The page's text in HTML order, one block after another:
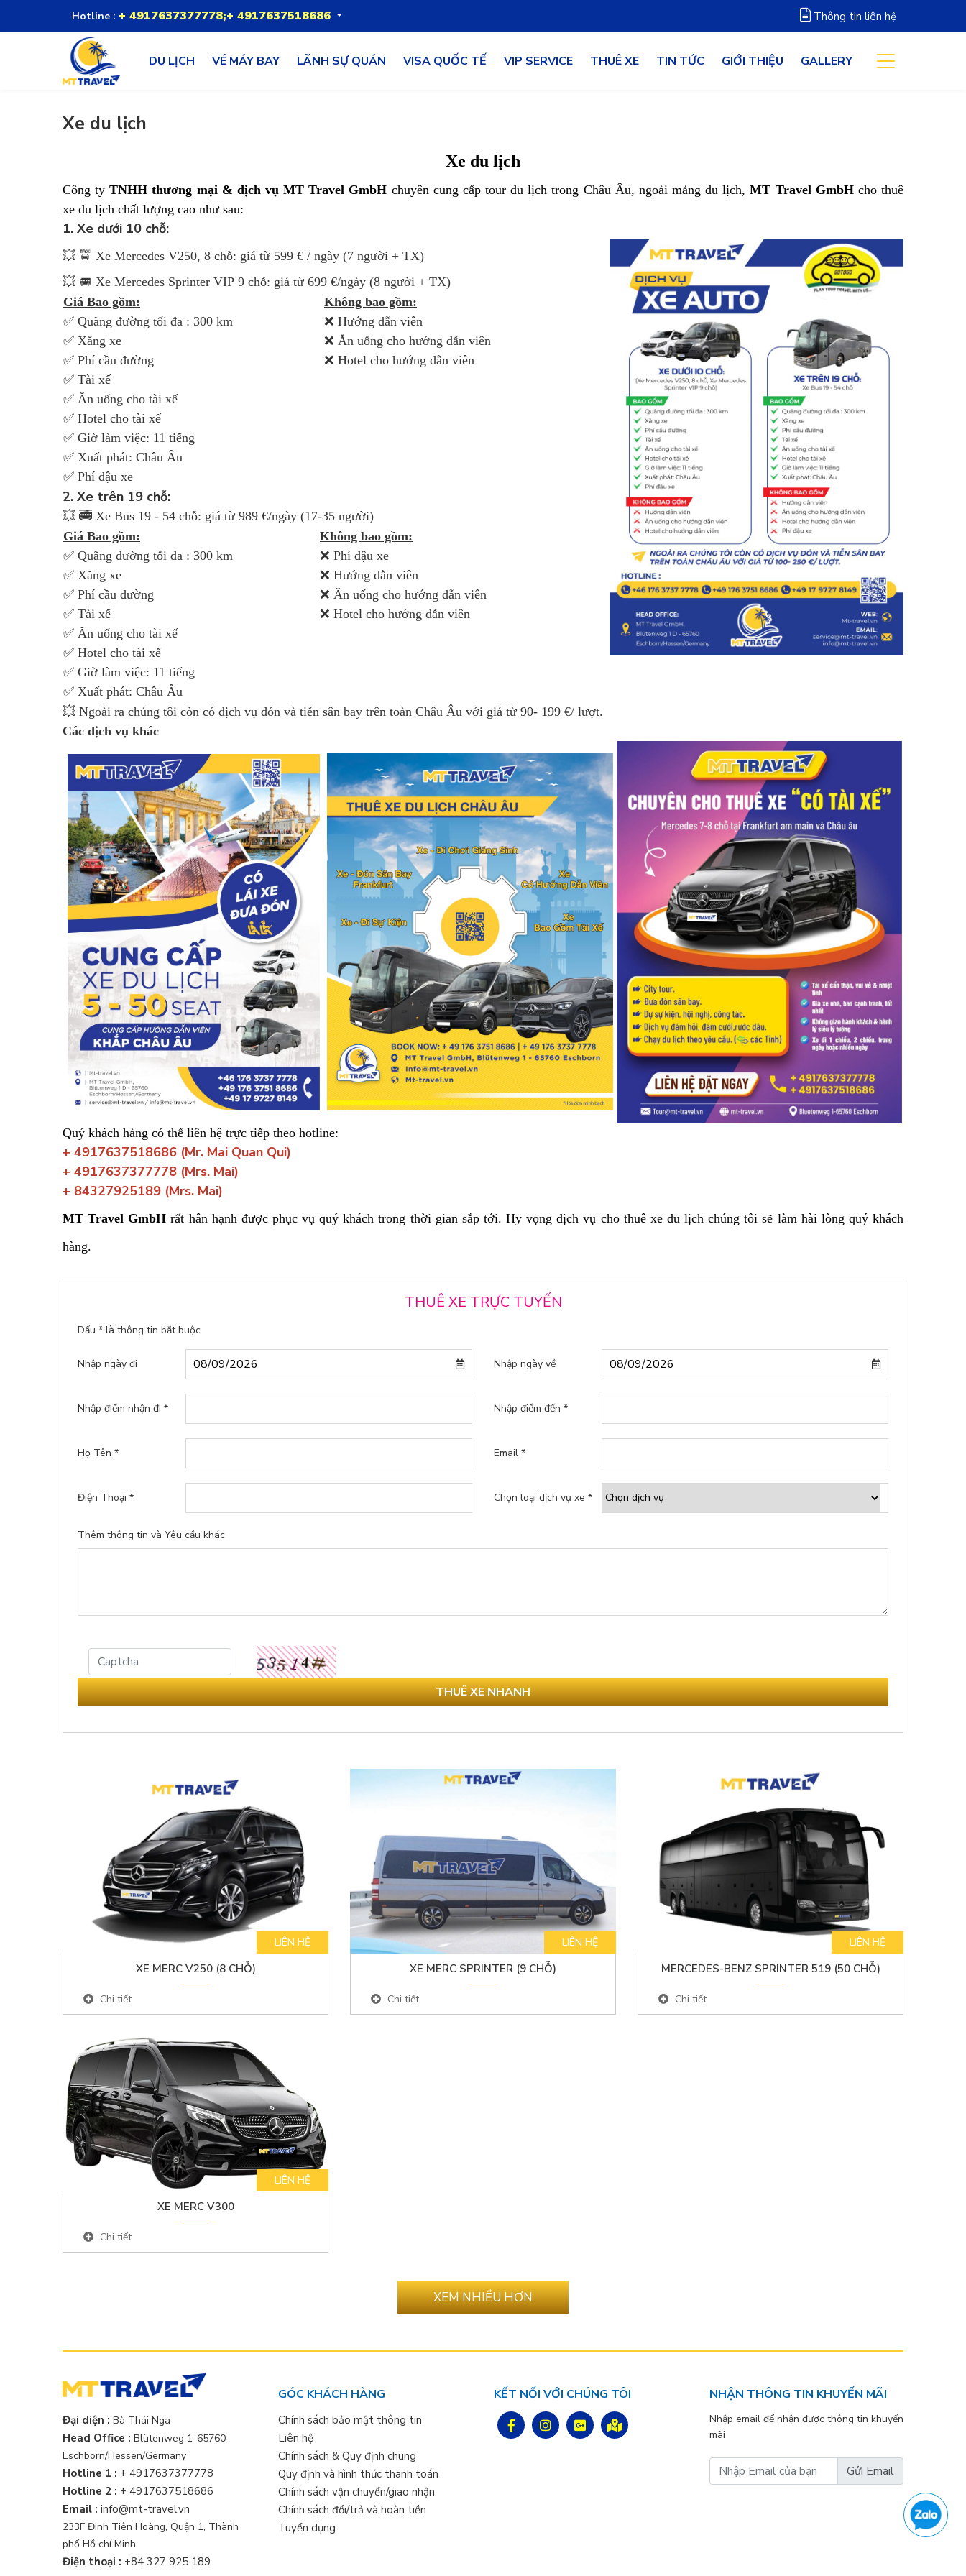
Hotline : + 4917637377778;+ 4917637518686 Thông tin liên hệ
DU LỊCH VÉ MÁY BAY LÃNH SỰ QUÁN VISA QUỐC TẾ VIP SERVICE THUÊ XE TIN TỨC GIỚI THIỆU GALLERY
Xe du lịch
Xe du lịch
Công tyTNHH thương mại & dịch vụ MT Travel GmbH chuyên cung cấp tour du lịch trong Châu Âu, ngoài mảng du lịch,MT Travel GmbHcho thuê
xe du lịch chất lượng cao như sau:
1. Xe dưới 10 chỗ:
💥 🚖 Xe Mercedes V250, 8 chỗ: giá từ 599 € / ngày (7 người + TX)
💥 🚐 Xe Mercedes Sprinter VIP 9 chỗ: giá từ 699 €/ngày (8 người + TX)
Giá Bao gồm:
✅ Quãng đường tối đa : 300 km
✅ Xăng xe
✅ Phí cầu đường
✅ Tài xế
✅ Ăn uống cho tài xế
✅ Hotel cho tài xế
✅ Giờ làm việc: 11 tiếng
✅ Xuất phát: Châu Âu
✅ Phí đậu xe
Không bao gồm:
❌ Hướng dẫn viên
❌ Ăn uống cho hướng dẫn viên
❌ Hotel cho hướng dẫn viên
2. Xe trên 19 chỗ:
💥 🚎 Xe Bus 19 - 54 chỗ: giá từ 989 €/ngày (17-35 người)
Giá Bao gồm:
✅ Quãng đường tối đa : 300 km
✅ Xăng xe
✅ Phí cầu đường
✅ Tài xế
✅ Ăn uống cho tài xế
✅ Hotel cho tài xế
✅ Giờ làm việc: 11 tiếng
✅ Xuất phát: Châu Âu
Không bao gồm:
❌ Phí đậu xe
❌ Hướng dẫn viên
❌ Ăn uống cho hướng dẫn viên
❌ Hotel cho hướng dẫn viên
💥 Ngoài ra chúng tôi còn có dịch vụ đón và tiễn sân bay trên toàn Châu Âu với giá từ 90- 199 €/ lượt.
Các dịch vụ khác
Quý khách hàng có thể liên hệ trực tiếp theo hotline:
+ 4917637518686 (Mr. Mai Quan Qui)
+ 4917637377778 (Mrs. Mai)
+ 84327925189 (Mrs. Mai)
MT Travel GmbHrất hân hạnh được phục vụ quý khách trong thời gian sắp tới. Hy vọng dịch vụ cho thuê xe du lịch chúng tôi sẽ làm hài lòng quý khách
hàng.
THUÊ XE TRỰC TUYẾN
Dấu * là thông tin bắt buộc
Nhập ngày đi Nhập ngày về
Nhập điểm nhận đi * Nhập điểm đến *
Họ Tên * Email *
Điện Thoại * Chọn loại dịch vụ xe *
Thêm thông tin và Yêu cầu khác
THUÊ XE NHANH
LIÊN HỆ
XE MERC V250 (8 CHỖ)
Chi tiết
LIÊN HỆ
XE MERC SPRINTER (9 CHỖ)
Chi tiết
LIÊN HỆ
MERCEDES-BENZ SPRINTER 519 (50 CHỖ)
Chi tiết
LIÊN HỆ
XE MERC V300
Chi tiết
XEM NHIỀU HƠN
Đại diện : Bà Thái Nga
Head Office : Blütenweg 1-65760
Eschborn/Hessen/Germany
Hotline 1 : + 4917637377778
Hotline 2 : + 4917637518686
Email : info@mt-travel.vn
233F Đinh Tiên Hoàng, Quận 1, Thành
phố Hồ chí Minh
Điện thoại : +84 327 925 189
GÓC KHÁCH HÀNG
Chính sách bảo mật thông tin
Liên hệ
Chính sách & Quy định chung
Quy định và hình thức thanh toán
Chính sách vận chuyển/giao nhận
Chính sách đổi/trả và hoàn tiền
Tuyển dụng
KẾT NỐI VỚI CHÚNG TÔI NHẬN THÔNG TIN KHUYẾN MÃI
Nhập email để nhận được thông tin khuyến
mãi
Gửi Email